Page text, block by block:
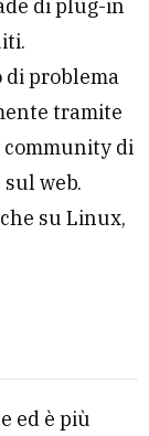
di plug-in
di problema
tramite
di
web.
su Linux,
ed è più